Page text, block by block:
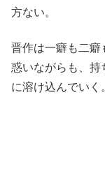
方ない。
晋作は一癖も二癖
惑いながらも、持
に溶け込んでいく